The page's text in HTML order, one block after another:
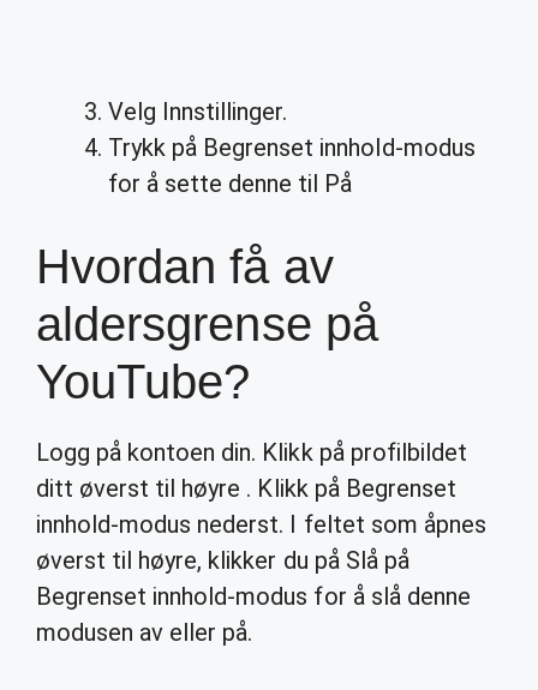
Velg Innstillinger.
Trykk på Begrenset innhold-modus
for å sette denne til På
Hvordan få av
aldersgrense på
YouTube?
Logg på kontoen din. Klikk på profilbildet
ditt øverst til høyre . Klikk på Begrenset
innhold-modus nederst. I feltet som åpnes
øverst til høyre, klikker du på Slå på
Begrenset innhold-modus for å slå denne
modusen av eller på.